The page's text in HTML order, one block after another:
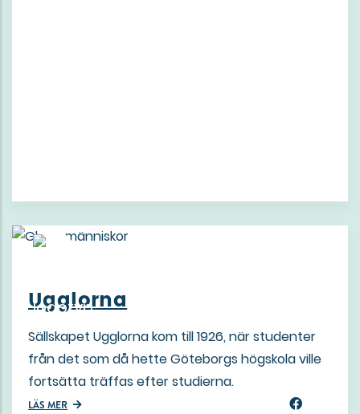
Ugglorna
Sällskapet Ugglorna kom till 1926, när studenter
från det som då hette Göteborgs högskola ville
fortsätta träffas efter studierna.
LÄS MER